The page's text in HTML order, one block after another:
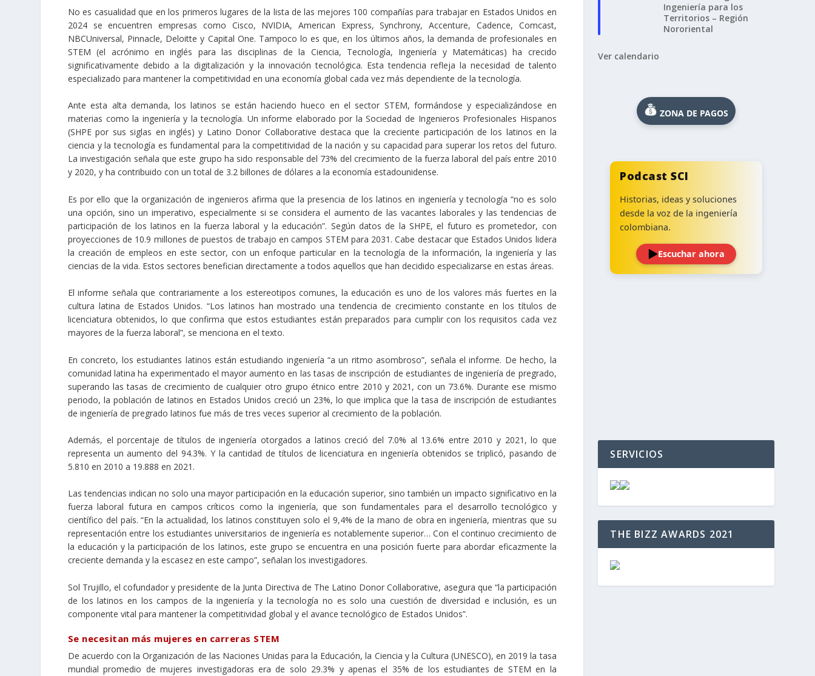
No es casualidad que en los primeros lugares de la lista de las mejores 100 compañías para trabajar en Estados Unidos en
2024 se encuentren empresas como Cisco, NVIDIA, American Express, Synchrony, Accenture, Cadence, Comcast,
NBCUniversal, Pinnacle, Deloitte y Capital One. Tampoco lo es que, en los últimos años, la demanda de profesionales en
STEM (el acrónimo en inglés para las disciplinas de la Ciencia, Tecnología, Ingeniería y Matemáticas) ha crecido
significativamente debido a la digitalización y la innovación tecnológica. Esta tendencia refleja la necesidad de talento
especializado para mantener la competitividad en una economía global cada vez más dependiente de la tecnología.
Ante esta alta demanda, los latinos se están haciendo hueco en el sector STEM, formándose y especializándose en
materias como la ingeniería y la tecnología. Un informe elaborado por la Sociedad de Ingenieros Profesionales Hispanos
(SHPE por sus siglas en inglés) y Latino Donor Collaborative destaca que la creciente participación de los latinos en la
ciencia y la tecnología es fundamental para la competitividad de la nación y su capacidad para superar los retos del futuro.
La investigación señala que este grupo ha sido responsable del 73% del crecimiento de la fuerza laboral del país entre 2010
y 2020, y ha contribuido con un total de 3.2 billones de dólares a la economía estadounidense.
Es por ello que la organización de ingenieros afirma que la presencia de los latinos en ingeniería y tecnología “no es solo
una opción, sino un imperativo, especialmente si se considera el aumento de las vacantes laborales y las tendencias de
participación de los latinos en la fuerza laboral y la educación”. Según datos de la SHPE, el futuro es prometedor, con
proyecciones de 10.9 millones de puestos de trabajo en campos STEM para 2031. Cabe destacar que Estados Unidos lidera
la creación de empleos en este sector, con un enfoque particular en la tecnología de la información, la ingeniería y las
ciencias de la vida. Estos sectores benefician directamente a todos aquellos que han decidido especializarse en estas áreas.
El informe señala que contrariamente a los estereotipos comunes, la educación es uno de los valores más fuertes en la
cultura latina de Estados Unidos. “Los latinos han mostrado una tendencia de crecimiento constante en los títulos de
licenciatura obtenidos, lo que confirma que estos estudiantes están preparados para cumplir con los requisitos cada vez
mayores de la fuerza laboral”, se menciona en el texto.
En concreto, los estudiantes latinos están estudiando ingeniería “a un ritmo asombroso”, señala el informe. De hecho, la
comunidad latina ha experimentado el mayor aumento en las tasas de inscripción de estudiantes de ingeniería de pregrado,
superando las tasas de crecimiento de cualquier otro grupo étnico entre 2010 y 2021, con un 73.6%. Durante ese mismo
periodo, la población de latinos en Estados Unidos creció un 23%, lo que implica que la tasa de inscripción de estudiantes
de ingeniería de pregrado latinos fue más de tres veces superior al crecimiento de la población.
Además, el porcentaje de títulos de ingeniería otorgados a latinos creció del 7.0% al 13.6% entre 2010 y 2021, lo que
representa un aumento del 94.3%. Y la cantidad de títulos de licenciatura en ingeniería obtenidos se triplicó, pasando de
5.810 en 2010 a 19.888 en 2021.
Las tendencias indican no solo una mayor participación en la educación superior, sino también un impacto significativo en la
fuerza laboral futura en campos críticos como la ingeniería, que son fundamentales para el desarrollo tecnológico y
científico del país. “En la actualidad, los latinos constituyen solo el 9,4% de la mano de obra en ingeniería, mientras que su
representación entre los estudiantes universitarios de ingeniería es notablemente superior… Con el continuo crecimiento de
la educación y la participación de los latinos, este grupo se encuentra en una posición fuerte para abordar eficazmente la
creciente demanda y la escasez en este campo”, señalan los investigadores.
Sol Trujillo, el cofundador y presidente de la Junta Directiva de The Latino Donor Collaborative, asegura que “la participación
de los latinos en los campos de la ingeniería y la tecnología no es solo una cuestión de diversidad e inclusión, es un
componente vital para mantener la competitividad global y el avance tecnológico de Estados Unidos”.
Se necesitan más mujeres en carreras STEM
De acuerdo con la Organización de las Naciones Unidas para la Educación, la Ciencia y la Cultura (UNESCO), en 2019 la tasa
mundial promedio de mujeres investigadoras era de solo 29.3% y apenas el 35% de los estudiantes de STEM en la
Ingeniería para los
Territorios – Región
Nororiental
Ver calendario
ZONA DE PAGOS
Podcast SCI
Historias, ideas y soluciones
desde la voz de la ingeniería
colombiana.
Escuchar ahora
SERVICIOS
THE BIZZ AWARDS 2021